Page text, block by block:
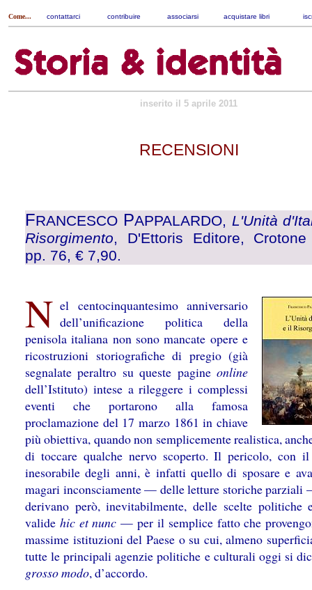
Come... contattarci contribuire associarsi acquistare libri
inserito il 5 aprile 2011
RECENSIONI
FRANCESCO PAPPALARDO, L'Unità
Risorgimento, D'Ettoris Editore, Crotone
pp. 76, € 7,90.
N el centocinquantesimo anniversario
dell’unificazione politica della
penisola italiana non sono mancate opere e
ricostruzioni storiografiche di pregio (già
segnalate peraltro su queste pagine online
dell’Istituto) intese a rileggere i complessi
eventi che portarono alla famosa
proclamazione del 17 marzo 1861 in chiave
più obiettiva, quando non semplicemente realistica,
di toccare qualche nervo scoperto. Il pericolo, con il
inesorabile degli anni, è infatti quello di sposare e
magari inconsciamente — delle letture storiche parziali
derivano però, inevitabilmente, delle scelte politiche
valide hic et nunc— per il semplice fatto che
massime istituzioni del Paese o su cui, almeno
tutte le principali agenzie politiche e culturali oggi si
grosso modo, d’accordo.